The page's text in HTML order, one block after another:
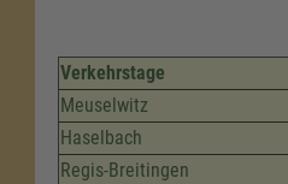
Verkehrstage
Meuselwitz
Haselbach
Regis-Breitingen